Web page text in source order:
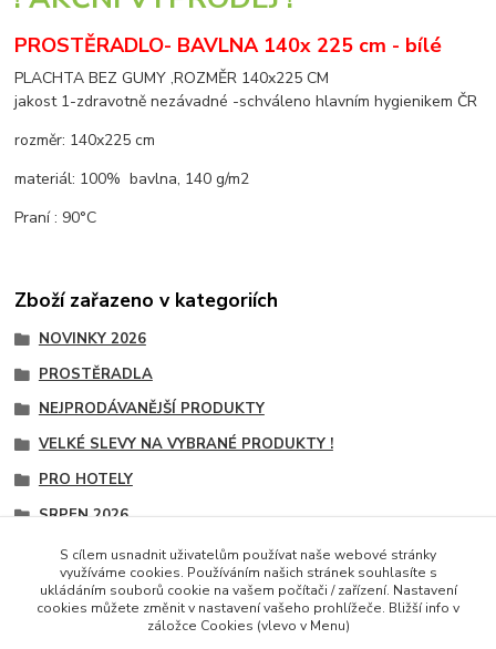
PROSTĚRADLO- BAVLNA 140x 225 cm - bílé
PLACHTA BEZ GUMY ,ROZMĚR 140x225 CM
jakost 1-zdravotně nezávadné -schváleno hlavním hygienikem ČR
rozměr: 140x225 cm
materiál: 100% bavlna, 140 g/m2
Praní : 90°C
Zboží zařazeno v kategoriích
NOVINKY 2026
PROSTĚRADLA
NEJPRODÁVANĚJŠÍ PRODUKTY
VELKÉ SLEVY NA VYBRANÉ PRODUKTY !
PRO HOTELY
SRPEN 2026
PLACHTA - 100% BAVLNA
PROSTĚRADLA A DEKY
S cílem usnadnit uživatelům používat naše webové stránky
využíváme cookies. Používáním našich stránek souhlasíte s
ukládáním souborů cookie na vašem počítači / zařízení. Nastavení
cookies můžete změnit v nastavení vašeho prohlížeče. Bližší info v
záložce Cookies (vlevo v Menu)